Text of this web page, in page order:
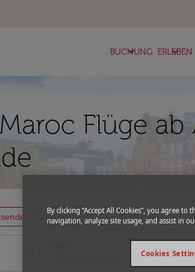
BUCHUNG
keyboard_arrow_down ERLEBEN
keyboard_arrow_down
Flüge
Economyexpand_more Gutscheincodeexpand_more
By clicking “Accept All Cookies”, you agree
navigation, analyze site usage, and assist in
Cookies